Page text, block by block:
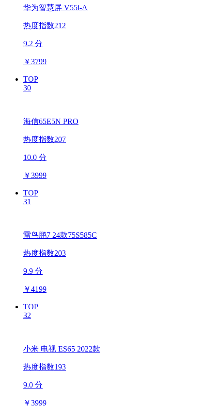
华为智慧屏 V55i-A
热度指数212
9.2 分
￥3799
TOP
30
海信65E5N PRO
热度指数207
10.0 分
￥3999
TOP
31
雷鸟鹏7 24款75S585C
热度指数203
9.9 分
￥4199
TOP
32
小米 电视 ES65 2022款
热度指数193
9.0 分
￥3999